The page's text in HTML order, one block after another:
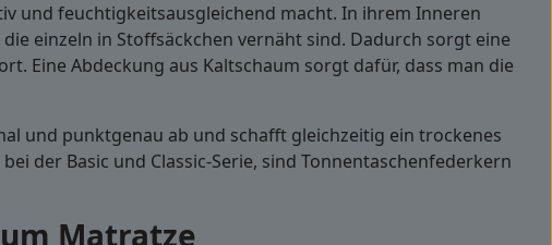
und feuchtigkeitsausgleichend macht. In ihrem Inneren
einzeln in Stoffsäckchen vernäht sind. Dadurch sorgt eine
Eine Abdeckung aus Kaltschaum sorgt dafür, dass man die
und punktgenau ab und schafft gleichzeitig ein trockenes
der Basic und Classic-Serie, sind Tonnentaschenfederkern
Matratze